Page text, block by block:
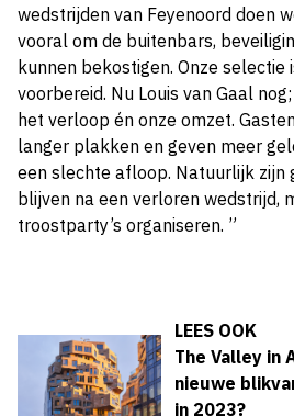
wedstrijden van Feyenoord doen
vooral om de buitenbars,
kunnen bekostigen. Onze selectie
voorbereid. Nu Louis van Gaal
het verloop én onze omzet.
langer plakken en geven meer
een slechte afloop. Natuurlijk zijn
blijven na een verloren wedstrijd,
troostparty’s organiseren. ”
LEES OOK
The Valley in
nieuwe
in 2023?